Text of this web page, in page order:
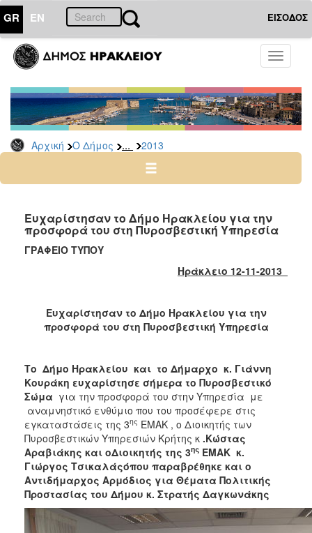
GR EN ΕΙΣΟΔΟΣ
Toggle
Αρχική Ο Δήμος ... 2013
ΔΗΜΟΣ
Δελτία
Τύπου
Αρχείο
2026
2024
2022
2021
2018
2017
2015
2013
2012
2011
2010
2006
Ευχαρίστησαν το Δήμο Ηρακλείου για την
προσφορά του στη Πυροσβεστική Υπηρεσία
ΓΡΑΦΕΙΟ ΤΥΠΟΥ
Ηράκλειο 12-11-2013
Ευχαρίστησαν το Δήμο Ηρακλείου για την
προσφορά του στη Πυροσβεστική Υπηρεσία
Το Δήμο Ηρακλείου και το Δήμαρχο κ. Γιάννη
Κουράκη ευχαρίστησε σήμερα το Πυροσβεστικό
Σώμα για την προσφορά του στην Υπηρεσία με
αναμνηστικό ενθύμιο που του προσέφερε στις
εγκαταστάσεις της 3ης ΕΜΑΚ , ο Διοικητής των
Πυροσβεστικών Υπηρεσιών Κρήτης κ .Κώστας
Αραβιάκης και οΔιοικητής της 3ης ΕΜΑΚ κ.
Γιώργος Τσικαλάςόπου παραβρέθηκε και ο
Αντιδήμαρχος Αρμόδιος για Θέματα Πολιτικής
Προστασίας του Δήμου κ. Στρατής Δαγκωνάκης